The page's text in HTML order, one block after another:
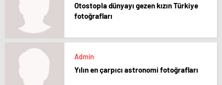
Otostopla dünyayı gezen kızın Türkiye
fotoğrafları
Admin
Yılın en çarpıcı astronomi fotoğrafları